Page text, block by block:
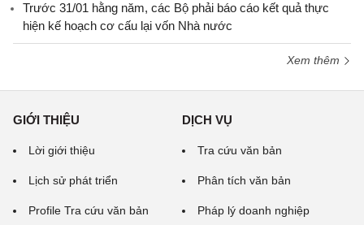
Trước 31/01 hằng năm, các Bộ phải báo cáo kết quả thực
hiện kế hoạch cơ cấu lại vốn Nhà nước
Xem thêm
GIỚI THIỆU
Lời giới thiệu
Lịch sử phát triển
Profile Tra cứu văn bản
DỊCH VỤ
Tra cứu văn bản
Phân tích văn bản
Pháp lý doanh nghiệp